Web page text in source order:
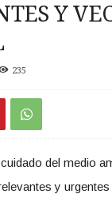
Y
235
del medio
y